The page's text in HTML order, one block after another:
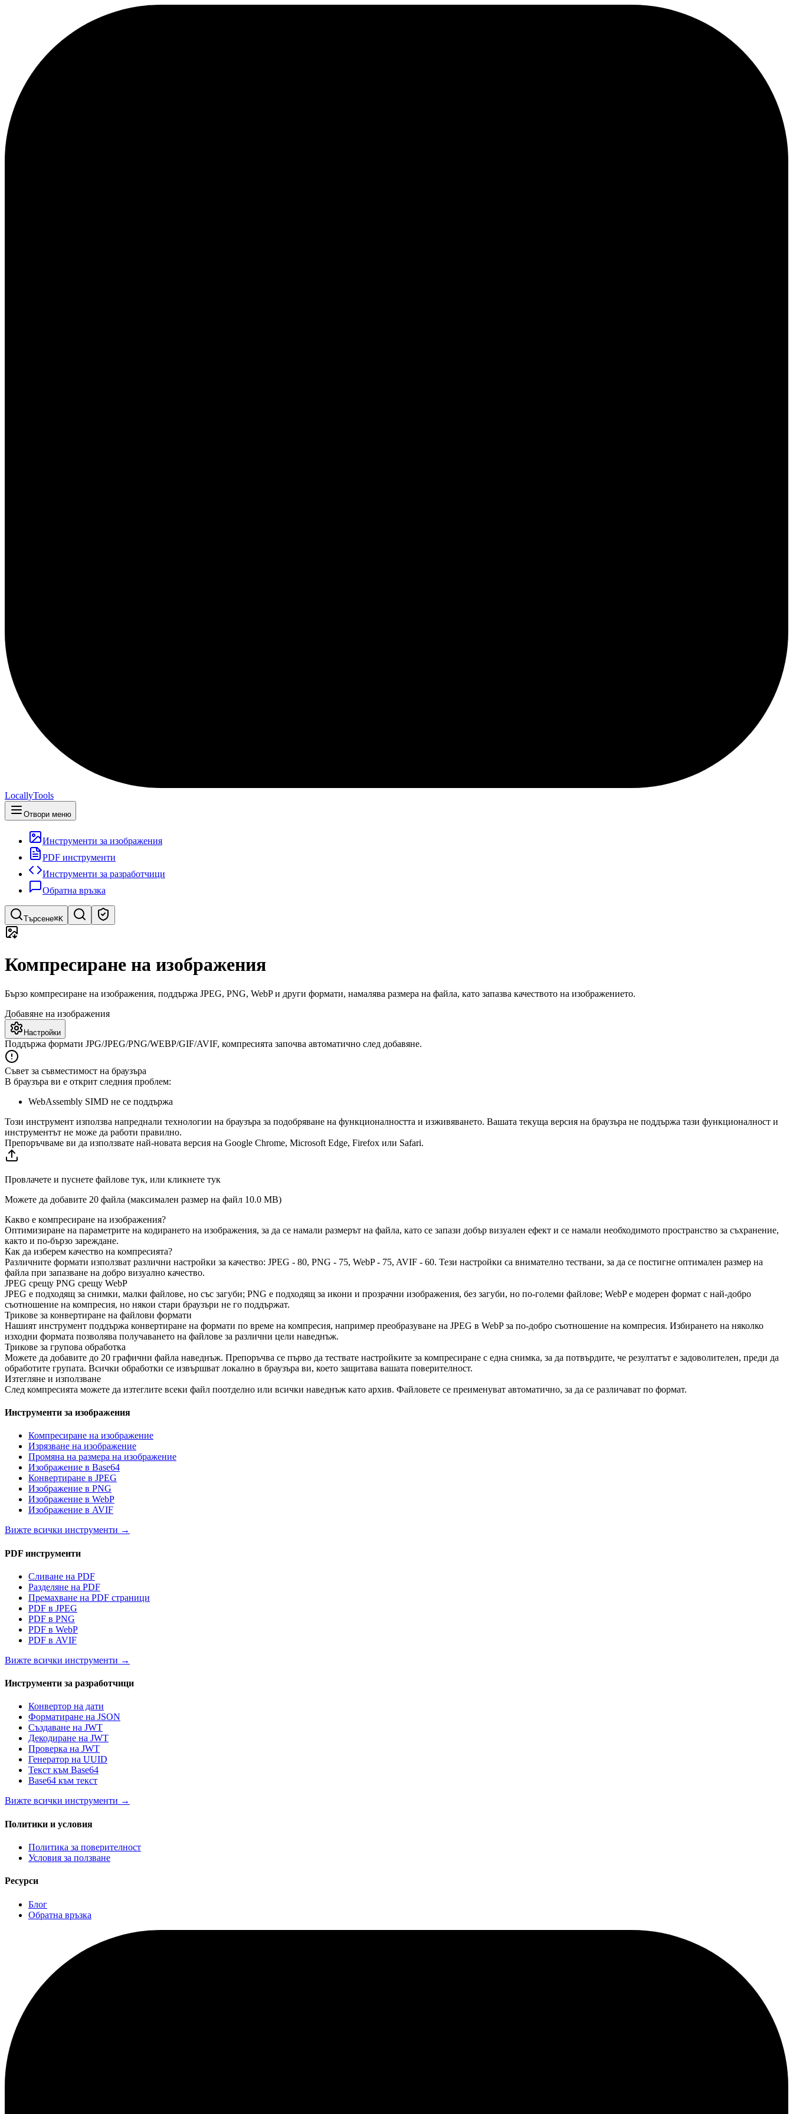
LocallyTools
Отвори меню
Инструменти за изображения
PDF инструменти
Инструменти за разработчици
Обратна връзка
Търсене⌘K
Търсене на инструменти
Бързо търсене на инструменти
Компресиране на изображения
Бързо компресиране на изображения, поддържа JPEG, PNG, WebP и други формати, намалява размера на файла, като запазва качеството на изображението.
Добавяне на изображения
Настройки
Поддържа формати JPG/JPEG/PNG/WEBP/GIF/AVIF, компресията започва автоматично след добавяне.
Съвет за съвместимост на браузъра
В браузъра ви е открит следния проблем:
WebAssembly SIMD не се поддържа
Този инструмент използва напреднали технологии на браузъра за подобряване на функционалността и изживяването. Вашата текуща версия на браузъра не поддържа тази функционалност и
инструментът не може да работи правилно.
Препоръчваме ви да използвате най-новата версия на Google Chrome, Microsoft Edge, Firefox или Safari.
Провлачете и пуснете файлове тук, или кликнете тук
Можете да добавите 20 файла (максимален размер на файл 10.0 MB)
Какво е компресиране на изображения?
Оптимизиране на параметрите на кодирането на изображения, за да се намали размерът на файла, като се запази добър визуален ефект и се намали необходимото пространство за съхранение,
както и по-бързо зареждане.
Как да изберем качество на компресията?
Различните формати използват различни настройки за качество: JPEG - 80, PNG - 75, WebP - 75, AVIF - 60. Тези настройки са внимателно тествани, за да се постигне оптимален размер на
файла при запазване на добро визуално качество.
JPEG срещу PNG срещу WebP
JPEG е подходящ за снимки, малки файлове, но със загуби; PNG е подходящ за икони и прозрачни изображения, без загуби, но по-големи файлове; WebP е модерен формат с най-добро
съотношение на компресия, но някои стари браузъри не го поддържат.
Трикове за конвертиране на файлови формати
Нашият инструмент поддържа конвертиране на формати по време на компресия, например преобразуване на JPEG в WebP за по-добро съотношение на компресия. Избирането на няколко
изходни формата позволява получаването на файлове за различни цели наведнъж.
Трикове за групова обработка
Можете да добавите до 20 графични файла наведнъж. Препоръчва се първо да тествате настройките за компресиране с една снимка, за да потвърдите, че резултатът е задоволителен, преди да
обработите групата. Всички обработки се извършват локално в браузъра ви, което защитава вашата поверителност.
Изтегляне и използване
След компресията можете да изтеглите всеки файл поотделно или всички наведнъж като архив. Файловете се преименуват автоматично, за да се различават по формат.
Инструменти за изображения
Компресиране на изображение
Изрязване на изображение
Промяна на размера на изображение
Изображение в Base64
Конвертиране в JPEG
Изображение в PNG
Изображение в WebP
Изображение в AVIF
Вижте всички инструменти →
PDF инструменти
Сливане на PDF
Разделяне на PDF
Премахване на PDF страници
PDF в JPEG
PDF в PNG
PDF в WebP
PDF в AVIF
Вижте всички инструменти →
Инструменти за разработчици
Конвертор на дати
Форматиране на JSON
Създаване на JWT
Декодиране на JWT
Проверка на JWT
Генератор на UUID
Текст към Base64
Base64 към текст
Вижте всички инструменти →
Политики и условия
Политика за поверителност
Условия за ползване
Ресурси
Блог
Обратна връзка